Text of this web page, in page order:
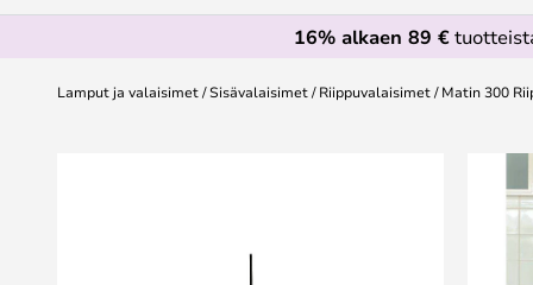
16% alkaen 89 €
Lamput ja valaisimet Sisävalaisimet Riippuvalaisimet Matin 300